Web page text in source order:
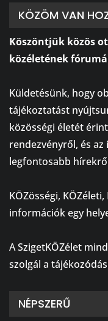
KÖZÖM VAN
Köszöntjük közös
közéletének
Küldetésünk, hogy
tájékoztatást
közösségi életét
rendezvényről, és
legfontosabb
KÖZösségi,
információk egy
A SzigetKÖZélet
szolgál a
NÉPSZERŰ